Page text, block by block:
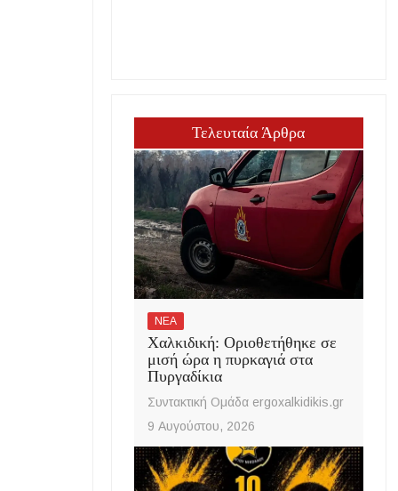
Τελευταία Άρθρα
ΝΕΑ
Χαλκιδική: Οριοθετήθηκε σε
μισή ώρα η πυρκαγιά στα
Πυργαδίκια
Συντακτική Ομάδα ergoxalkidikis.gr
9 Αυγούστου, 2026